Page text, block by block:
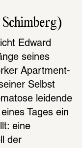
Edward
seines
Apartment-
Selbst
leidende
Tages ein
eine
der